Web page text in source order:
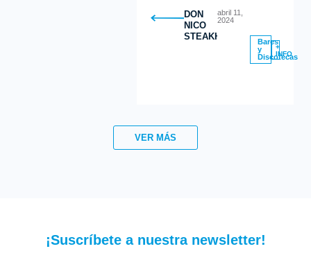
DON
NICO
STEAKHOUSE
abril 11,
2024
Bares
y
Discotecas
+
INFO
VER MÁS
¡Suscríbete a nuestra newsletter!